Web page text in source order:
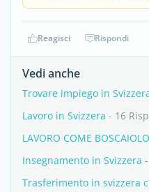
Reagisci Rispondi
Vedi anche
Trovare impiego in
Lavoro in Svizzera - 16
LAVORO COME
Insegnamento in Svizzera
Trasferimento in svizzera